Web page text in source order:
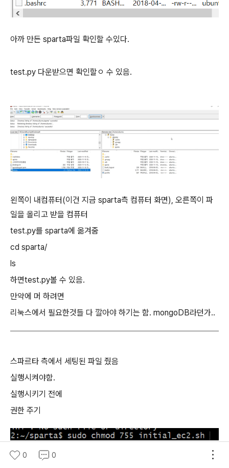
아까 만든 sparta파일 확인할 수있다.
test.py 다운받으면 확인할ㅇ 수 있음.
왼쪽이 내컴퓨터(이건 지금 sparta측 컴퓨터 화면), 오른쪽이 파
일을 올리고 받을 컴퓨터
test.py를 sparta에 옮겨줌
cd sparta/
ls
하면test.py볼 수 있음.
만약에 머 하려면
리눅스에서 필요한것들 다 깔아야 하기는 함. mongoDB라던가..
스파르타 측에서 세팅된 파일 줬음
실행시켜야함.
실행시키기 전에
권한 주기
명령어들이 잘 실행될 수 있도록
0 0